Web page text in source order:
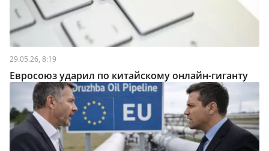
29.05.26, 8:19
Евросоюз ударил по китайскому онлайн-гиганту